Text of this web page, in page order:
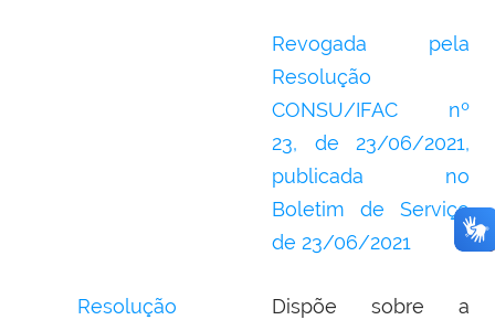
Revogada pela
Resolução
CONSU/IFAC nº
23,
de 23/06/2021,
publicada no
Boletim de Serviço
de 23/06/2021
Resolução
Dispõe sobre a